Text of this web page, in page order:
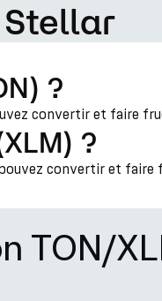
Stellar
?
convertir et faire
?
convertir et faire
TON/